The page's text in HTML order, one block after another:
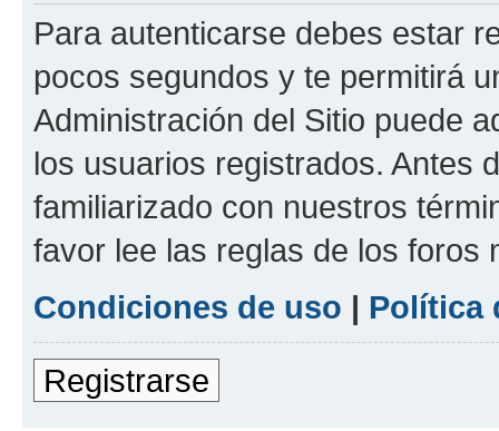
Para autenticarse debes estar
pocos segundos y te permitirá
Administración del Sitio puede
los usuarios registrados. Antes
familiarizado con nuestros
favor lee las reglas de los foros
Condiciones de uso | Política
Registrarse